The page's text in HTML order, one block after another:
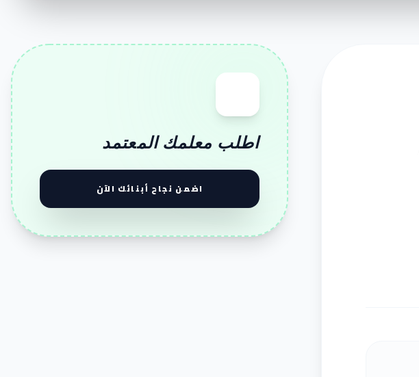
اطلب معلمك المعتمد
اضمن نجاح أبنائك الآن